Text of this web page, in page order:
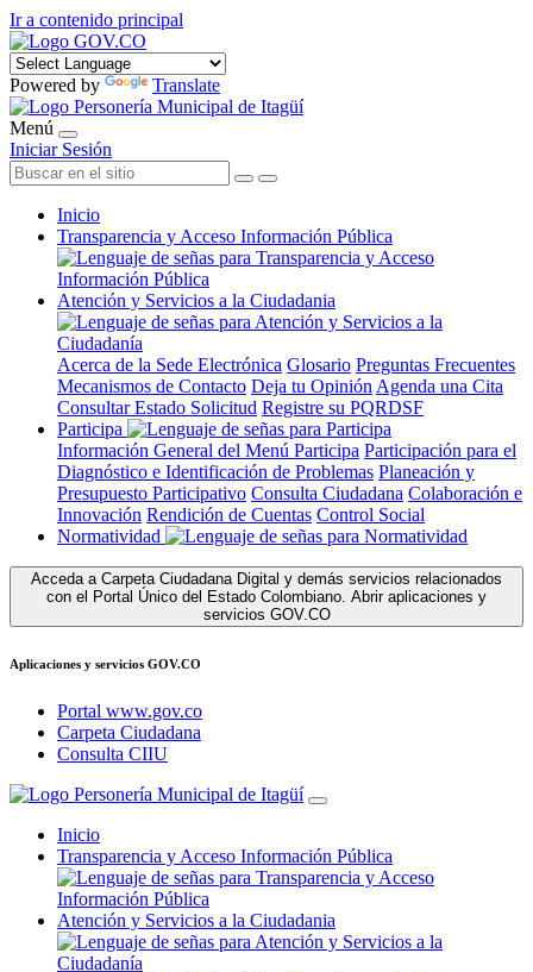
Ir a contenido principal
Powered by Translate
Menú
Iniciar Sesión
Inicio
Transparencia y Acceso Información Pública
Atención y Servicios a la Ciudadania
Acerca de la Sede Electrónica Glosario Preguntas Frecuentes
Mecanismos de Contacto Deja tu Opinión Agenda una Cita
Consultar Estado Solicitud Registre su PQRDSF
Participa
Información General del Menú Participa Participación para el
Diagnóstico e Identificación de Problemas Planeación y
Presupuesto Participativo Consulta Ciudadana Colaboración e
Innovación Rendición de Cuentas Control Social
Normatividad
Acceda a Carpeta Ciudadana Digital y demás servicios relacionados
con el Portal Único del Estado Colombiano. Abrir aplicaciones y
servicios GOV.CO
Aplicaciones y servicios GOV.CO
Portal www.gov.co
Carpeta Ciudadana
Consulta CIIU
Inicio
Transparencia y Acceso Información Pública
Atención y Servicios a la Ciudadania